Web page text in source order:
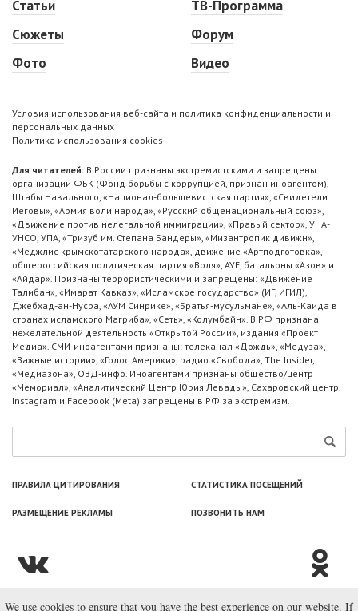
Статьи
Сюжеты
Фото
ТВ-Программа
Форум
Видео
Условия использования веб-сайта и политика конфиденциальности и
персональных данных
Политика использования cookies
Для читателей: В России признаны экстремистскими и запрещены
организации ФБК (Фонд борьбы с коррупцией, признан иноагентом),
Штабы Навального, «Национал-большевистская партия», «Свидетели
Иеговы», «Армия воли народа», «Русский общенациональный союз»,
«Движение против нелегальной иммиграции», «Правый сектор», УНА-
УНСО, УПА, «Тризуб им. Степана Бандеры», «Мизантропик дивижн»,
«Меджлис крымскотатарского народа», движение «Артподготовка»,
общероссийская политическая партия «Воля», АУЕ, батальоны «Азов» и
«Айдар». Признаны террористическими и запрещены: «Движение
Талибан», «Имарат Кавказ», «Исламское государство» (ИГ, ИГИЛ),
Джебхад-ан-Нусра, «АУМ Синрике», «Братья-мусульмане», «Аль-Каида в
странах исламского Магриба», «Сеть», «Колумбайн». В РФ признана
нежелательной деятельность «Открытой России», издания «Проект
Медиа». СМИ-иноагентами признаны: телеканал «Дождь», «Медуза»,
«Важные истории», «Голос Америки», радио «Свобода», The Insider,
«Медиазона», ОВД-инфо. Иноагентами признаны общество/центр
«Мемориал», «Аналитический Центр Юрия Левады», Сахаровский центр.
Instagram и Facebook (Metа) запрещены в РФ за экстремизм.
ПРАВИЛА ЦИТИРОВАНИЯ СТАТИСТИКА ПОСЕЩЕНИЙ
РАЗМЕЩЕНИЕ РЕКЛАМЫ ПОЗВОНИТЬ НАМ
© ООО «Лаборатория Новоcтей», 2003—2026.
We use cookies to ensure that you have the best experience on our website. If